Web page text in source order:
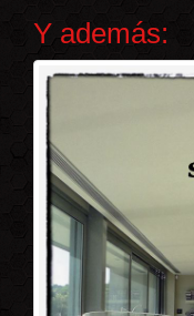
Y además: